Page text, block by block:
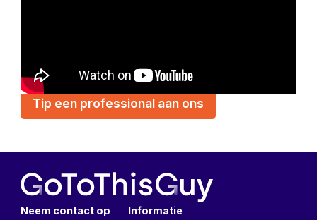
Tip een professional aan ons
Neem contact op
Informatie